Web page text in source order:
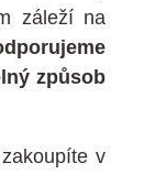
záleží na
způsob
v